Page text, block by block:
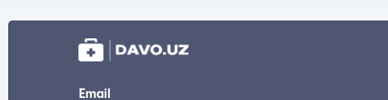
Email